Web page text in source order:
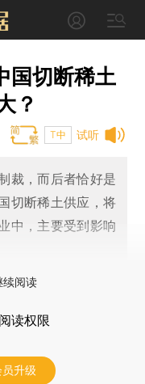
国切断稀土
？
试听
T中
裁，而后者恰好是
切断稀土供应，将
中，主要受到影响
续阅读
读权限
升级